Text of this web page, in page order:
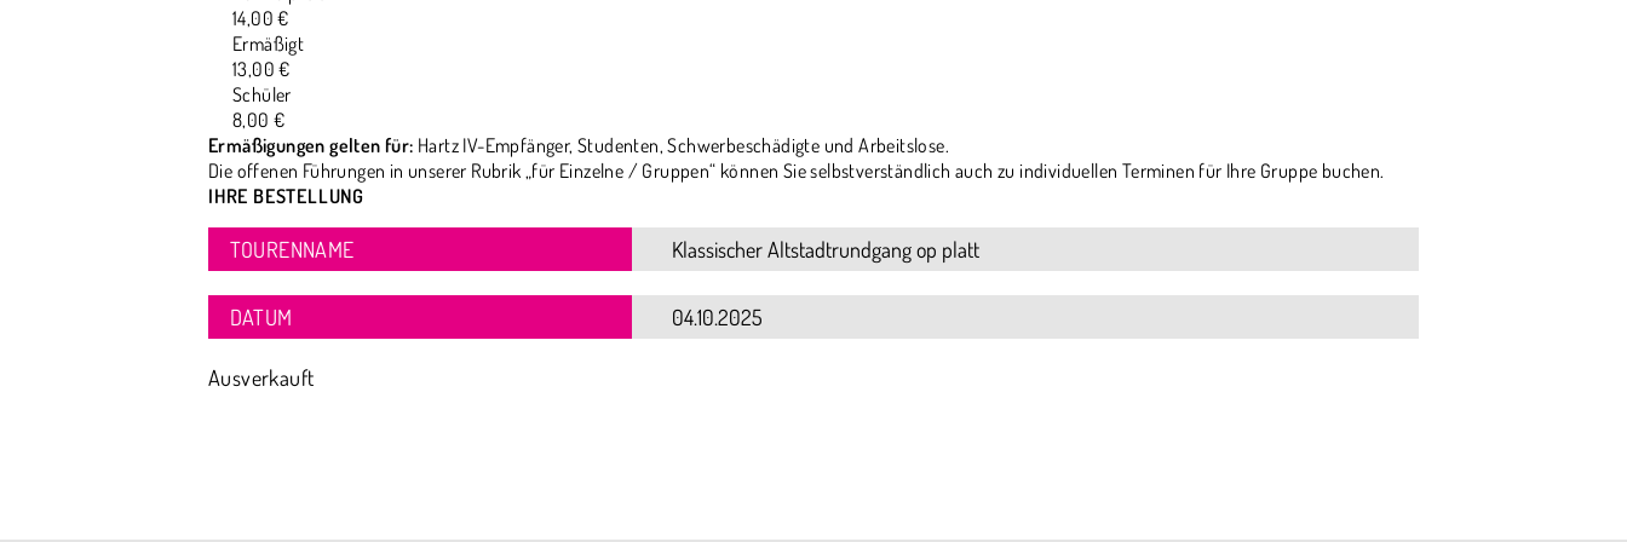
14,00 €
Ermäßigt
13,00 €
Schüler
8,00 €
Ermäßigungen gelten für: Hartz IV-Empfänger, Studenten, Schwerbeschädigte und Arbeitslose.
Die offenen Führungen in unserer Rubrik „für Einzelne / Gruppen“ können Sie selbstverständlich auch zu individuellen Terminen für Ihre Gruppe buchen.
IHRE BESTELLUNG
TOURENNAME
DATUM
Ausverkauft